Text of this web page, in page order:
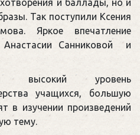
и баллады, но и
Так поступили Ксения
Яркое впечатление
Анастасии Санниковой и
высокий уровень
учащихся, большую
в изучении произведений
тему.